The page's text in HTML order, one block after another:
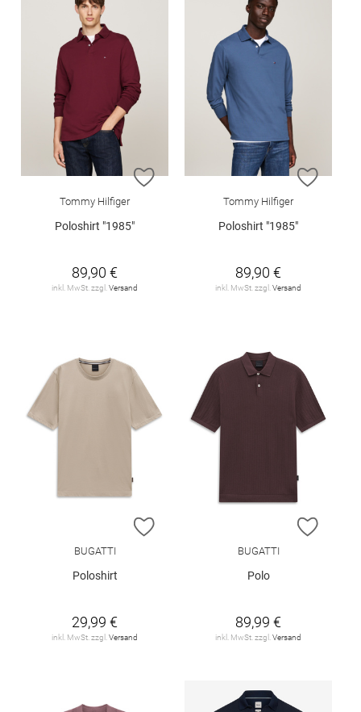
ZUR WUNSCHLISTE HINZUFÜGEN
Tommy Hilfiger
Poloshirt "1985"
89,90 €
inkl. MwSt. zzgl. Versand
ZUR
Tommy Hilfiger
Poloshirt "1985"
89,90 €
inkl. MwSt. zzgl. Versand
ZUR WUNSCHLISTE HINZUFÜGEN
BUGATTI
Poloshirt
29,99 €
inkl. MwSt. zzgl. Versand
ZUR
BUGATTI
Polo
89,99 €
inkl. MwSt. zzgl. Versand